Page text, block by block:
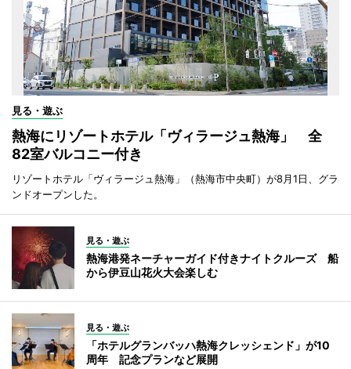
見る・遊ぶ
熱海にリゾートホテル「ヴィラージュ熱海」 全
82室バルコニー付き
リゾートホテル「ヴィラージュ熱海」（熱海市中央町）が8月1日、グラ
ンドオープンした。
見る・遊ぶ
熱海港発ネーチャーガイド付きナイトクルーズ 船
から伊豆山花火大会楽しむ
見る・遊ぶ
「ホテルグランバッハ熱海クレッシェンド」が10
周年 記念プランなど展開